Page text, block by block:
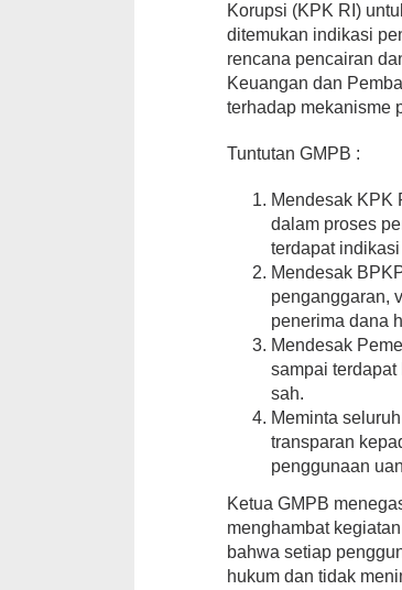
Korupsi (KPK RI)
ditemukan indikasi
rencana pencairan
Keuangan dan
terhadap mekanisme
Tuntutan GMPB :
Mendesak KPK
dalam proses
terdapat
Mendesak
penganggaran,
penerima dana
Mendesak
sampai
sah.
Meminta
transparan
penggunaan
Ketua GMPB
menghambat
bahwa setiap
hukum dan tidak